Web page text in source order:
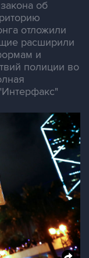
об
отложили
расширили
и
полиции во